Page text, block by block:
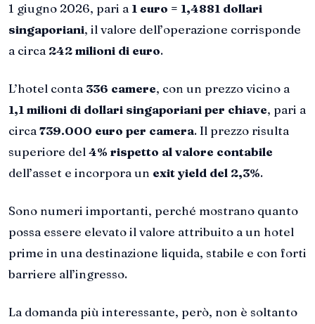
1 giugno 2026, pari a 1 euro = 1,4881 dollari
singaporiani, il valore dell’operazione corrisponde
a circa 242 milioni di euro.
L’hotel conta 336 camere, con un prezzo vicino a
1,1 milioni di dollari singaporiani per chiave, pari a
circa739.000 euro per camera. Il prezzo risulta
superiore del4% rispetto al valore contabile
dell’asset e incorpora un exit yield del 2,3%.
Sono numeri importanti, perché mostrano quanto
possa essere elevato il valore attribuito a un hotel
prime in una destinazione liquida, stabile e con forti
barriere all’ingresso.
La domanda più interessante, però, non è soltanto